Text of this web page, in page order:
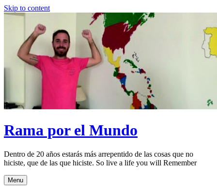
Skip to content
Rama por el Mundo
Dentro de 20 años estarás más arrepentido de las cosas que no
hiciste, que de las que hiciste. So live a life you will Remember
Menu